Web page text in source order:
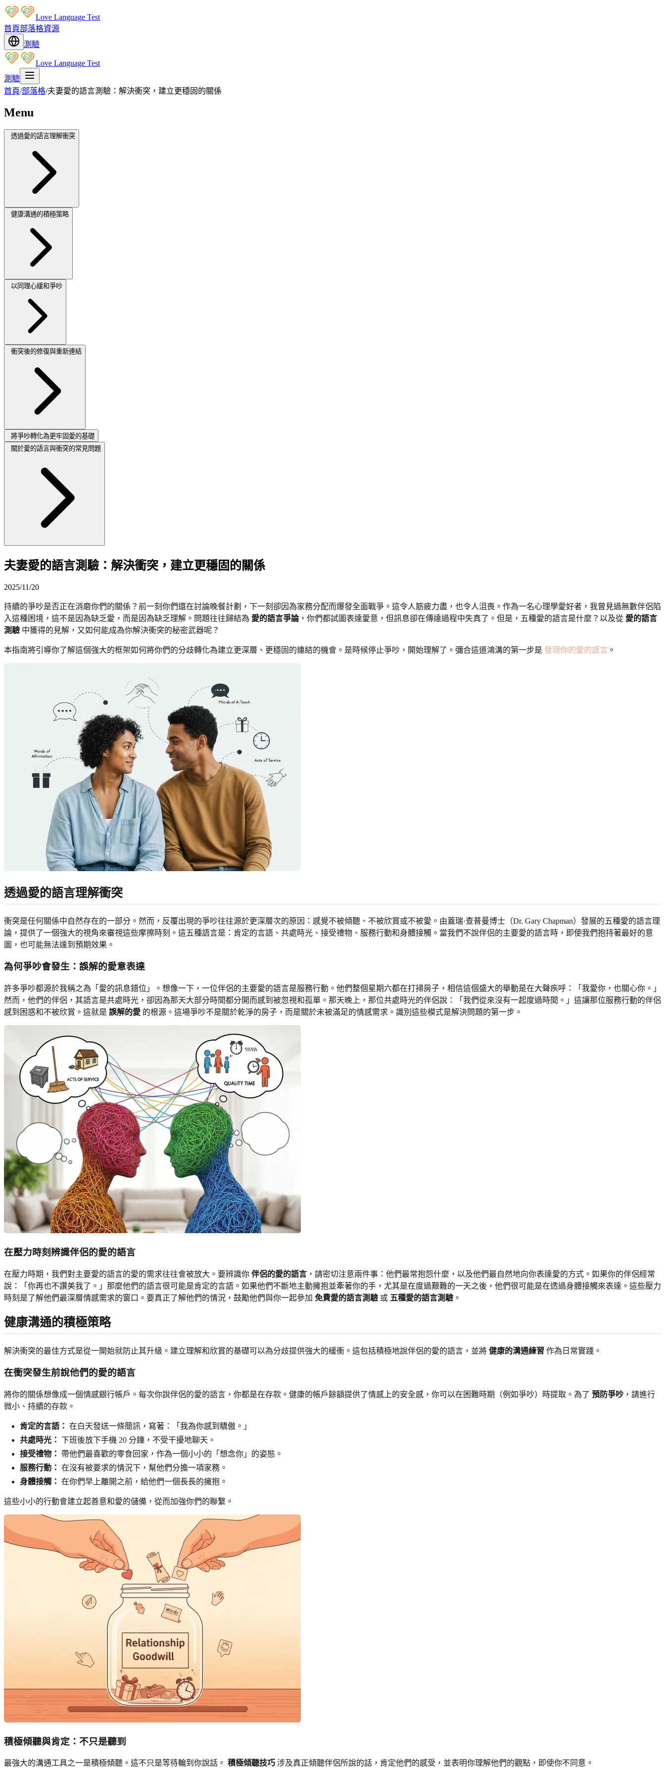
Love Language Test
首頁部落格資源
測驗
Love Language Test
測驗
首頁/部落格/夫妻愛的語言測驗：解決衝突，建立更穩固的關係
Menu
透過愛的語言理解衝突
健康溝通的積極策略
以同理心緩和爭吵
衝突後的修復與重新連結
將爭吵轉化為更牢固愛的基礎
關於愛的語言與衝突的常見問題
夫妻愛的語言測驗：解決衝突，建立更穩固的關係
2025/11/20
持續的爭吵是否正在消磨你們的關係？前一刻你們還在討論晚餐計劃，下一刻卻因為家務分配而爆發全面戰爭。這令人筋疲力盡，也令人沮喪。作為一名心理學愛好者，我曾見過無數伴侶陷
入這種困境，這不是因為缺乏愛，而是因為缺乏理解。問題往往歸結為 愛的語言爭論，你們都試圖表達愛意，但訊息卻在傳達過程中失真了。但是，五種愛的語言是什麼？以及從 愛的語言
測驗 中獲得的見解，又如何能成為你解決衝突的秘密武器呢？
本指南將引導你了解這個強大的框架如何將你們的分歧轉化為建立更深層、更穩固的連結的機會。是時候停止爭吵，開始理解了。彌合這道鴻溝的第一步是 發現你的愛的語言 。
透過愛的語言理解衝突
衝突是任何關係中自然存在的一部分。然而，反覆出現的爭吵往往源於更深層次的原因：感覺不被傾聽、不被欣賞或不被愛。由蓋瑞·查普曼博士（Dr. Gary Chapman）發展的五種愛的語言理
論，提供了一個強大的視角來審視這些摩擦時刻。這五種語言是：肯定的言語、共處時光、接受禮物、服務行動和身體接觸。當我們不說伴侶的主要愛的語言時，即使我們抱持著最好的意
圖，也可能無法達到預期效果。
為何爭吵會發生：誤解的愛意表達
許多爭吵都源於我稱之為「愛的訊息錯位」。想像一下，一位伴侶的主要愛的語言是服務行動。他們整個星期六都在打掃房子，相信這個盛大的舉動是在大聲疾呼：「我愛你，也關心你。」
然而，他們的伴侶，其語言是共處時光，卻因為那天大部分時間都分開而感到被忽視和孤單。那天晚上，那位共處時光的伴侶說：「我們從來沒有一起度過時間。」這讓那位服務行動的伴侶
感到困惑和不被欣賞。這就是 誤解的愛 的根源。這場爭吵不是關於乾淨的房子，而是關於未被滿足的情感需求。識別這些模式是解決問題的第一步。
在壓力時刻辨識伴侶的愛的語言
在壓力時期，我們對主要愛的語言的愛的需求往往會被放大。要辨識你 伴侶的愛的語言 ，請密切注意兩件事：他們最常抱怨什麼，以及他們最自然地向你表達愛的方式。如果你的伴侶經常
說：「你再也不讚美我了。」那麼他們的語言很可能是肯定的言語。如果他們不斷地主動擁抱並牽著你的手，尤其是在度過艱難的一天之後，他們很可能是在透過身體接觸來表達。這些壓力
時刻是了解他們最深層情感需求的窗口。要真正了解他們的情況，鼓勵他們與你一起參加 免費愛的語言測驗 或 五種愛的語言測驗 。
健康溝通的積極策略
解決衝突的最佳方式是從一開始就防止其升級。建立理解和欣賞的基礎可以為分歧提供強大的緩衝。這包括積極地說伴侶的愛的語言，並將 健康的溝通練習 作為日常實踐。
在衝突發生前說他們的愛的語言
將你的關係想像成一個情感銀行帳戶。每次你說伴侶的愛的語言，你都是在存款。健康的帳戶餘額提供了情感上的安全感，你可以在困難時期（例如爭吵）時提取。為了 預防爭吵 ，請進行
微小、持續的存款。
肯定的言語： 在白天發送一條簡訊，寫著：「我為你感到驕傲。」
共處時光： 下班後放下手機 20 分鐘，不受干擾地聊天。
接受禮物：
帶他們最喜歡的零食回家，作為一個小小的「想念你」的姿態。
服務行動： 在沒有被要求的情況下，幫他們分擔一項家務。
身體接觸： 在你們早上離開之前，給他們一個長長的擁抱。
這些小小的行動會建立起善意和愛的儲備，從而加強你們的聯繫。
積極傾聽與肯定：不只是聽到
最強大的溝通工具之一是積極傾聽。這不只是等待輪到你說話。 積極傾聽技巧 涉及真正傾聽伴侶所說的話，肯定他們的感受，並表明你理解他們的觀點，即使你不同意。